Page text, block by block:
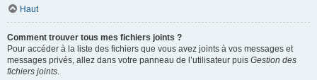
Haut
Comment trouver tous mes fichiers joints ?
Pour accéder à la liste des fichiers que vous avez joints à vos messages et
messages privés, allez dans votre panneau de l’utilisateur puis Gestion des
fichiers joints.